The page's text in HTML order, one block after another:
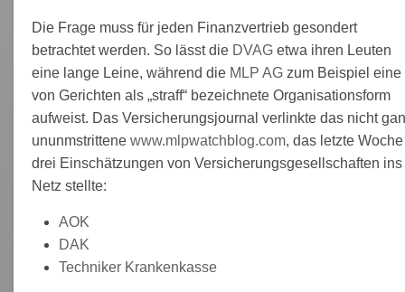
Die Frage muss für jeden Finanzvertrieb gesondert
betrachtet werden. So lässt die DVAG etwa ihren Leuten
eine lange Leine, während die MLP AG zum Beispiel eine
von Gerichten als „straff“ bezeichnete Organisationsform
aufweist. Das Versicherungsjournal verlinkte das nicht
ununmstrittenewww.mlpwatchblog.com, das letzte Woche
drei Einschätzungen von Versicherungsgesellschaften ins
Netz stellte:
AOK
DAK
Techniker Krankenkasse